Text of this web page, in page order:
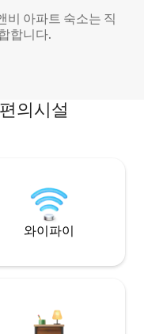
비 아파트 숙소는 직
합니다.
의시설
와이파이